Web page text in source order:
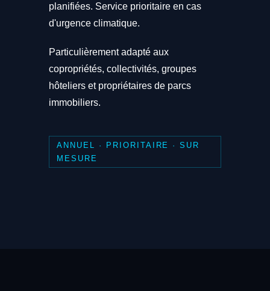
planifiées. Service prioritaire en cas
d'urgence climatique.
Particulièrement adapté aux
copropriétés, collectivités, groupes
hôteliers et propriétaires de parcs
immobiliers.
ANNUEL · PRIORITAIRE · SUR
MESURE